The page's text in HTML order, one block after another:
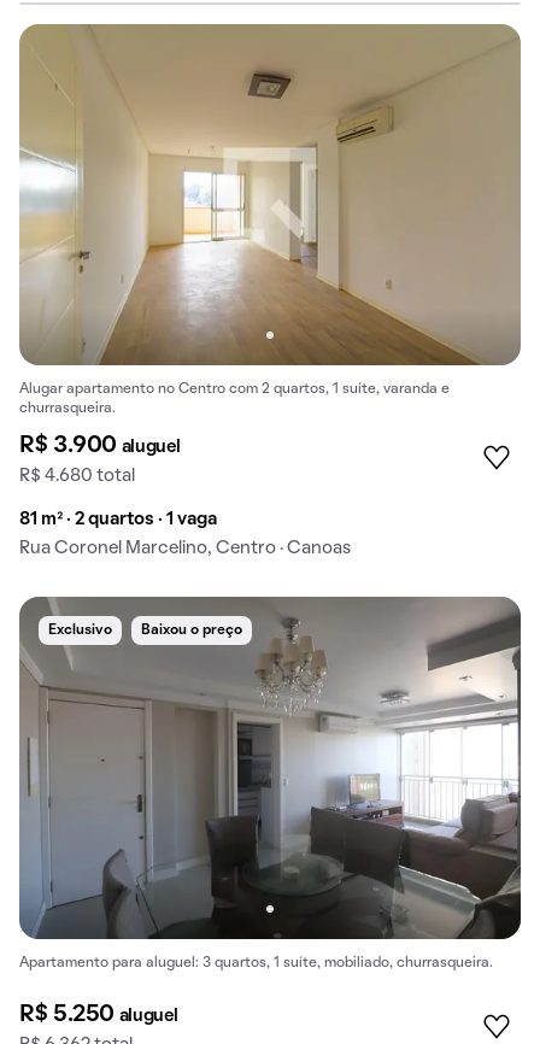
Alugar apartamento no Centro com 2 quartos, 1 suíte, varanda e
churrasqueira.
R$ 3.900 aluguel
R$ 4.680 total
81 m² · 2 quartos · 1 vaga
Rua Coronel Marcelino, Centro · Canoas
Exclusivo Baixou o preço
Apartamento para aluguel: 3 quartos, 1 suíte, mobiliado, churrasqueira.
R$ 5.250 aluguel